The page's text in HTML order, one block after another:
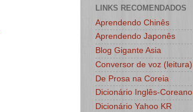
LINKS RECOMENDADOS
Aprendendo Chinês
Aprendendo Japonês
Blog Gigante Asia
Conversor de voz (leitura)
De Prosa na Coreia
Dicionário Inglês-Coreano
Dicionário Yahoo KR